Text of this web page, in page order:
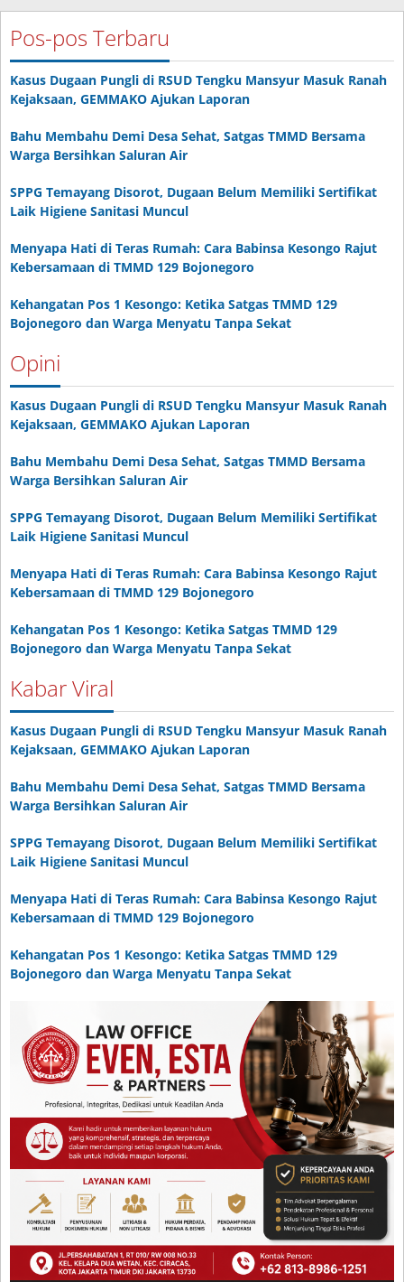
Pos-pos Terbaru
Kasus Dugaan Pungli di RSUD Tengku Mansyur Masuk Ranah
Kejaksaan, GEMMAKO Ajukan Laporan
Bahu Membahu Demi Desa Sehat, Satgas TMMD Bersama
Warga Bersihkan Saluran Air
SPPG Temayang Disorot, Dugaan Belum Memiliki Sertifikat
Laik Higiene Sanitasi Muncul
Menyapa Hati di Teras Rumah: Cara Babinsa Kesongo Rajut
Kebersamaan di TMMD 129 Bojonegoro
Kehangatan Pos 1 Kesongo: Ketika Satgas TMMD 129
Bojonegoro dan Warga Menyatu Tanpa Sekat
Opini
Kasus Dugaan Pungli di RSUD Tengku Mansyur Masuk Ranah
Kejaksaan, GEMMAKO Ajukan Laporan
Bahu Membahu Demi Desa Sehat, Satgas TMMD Bersama
Warga Bersihkan Saluran Air
SPPG Temayang Disorot, Dugaan Belum Memiliki Sertifikat
Laik Higiene Sanitasi Muncul
Menyapa Hati di Teras Rumah: Cara Babinsa Kesongo Rajut
Kebersamaan di TMMD 129 Bojonegoro
Kehangatan Pos 1 Kesongo: Ketika Satgas TMMD 129
Bojonegoro dan Warga Menyatu Tanpa Sekat
Kabar Viral
Kasus Dugaan Pungli di RSUD Tengku Mansyur Masuk Ranah
Kejaksaan, GEMMAKO Ajukan Laporan
Bahu Membahu Demi Desa Sehat, Satgas TMMD Bersama
Warga Bersihkan Saluran Air
SPPG Temayang Disorot, Dugaan Belum Memiliki Sertifikat
Laik Higiene Sanitasi Muncul
Menyapa Hati di Teras Rumah: Cara Babinsa Kesongo Rajut
Kebersamaan di TMMD 129 Bojonegoro
Kehangatan Pos 1 Kesongo: Ketika Satgas TMMD 129
Bojonegoro dan Warga Menyatu Tanpa Sekat